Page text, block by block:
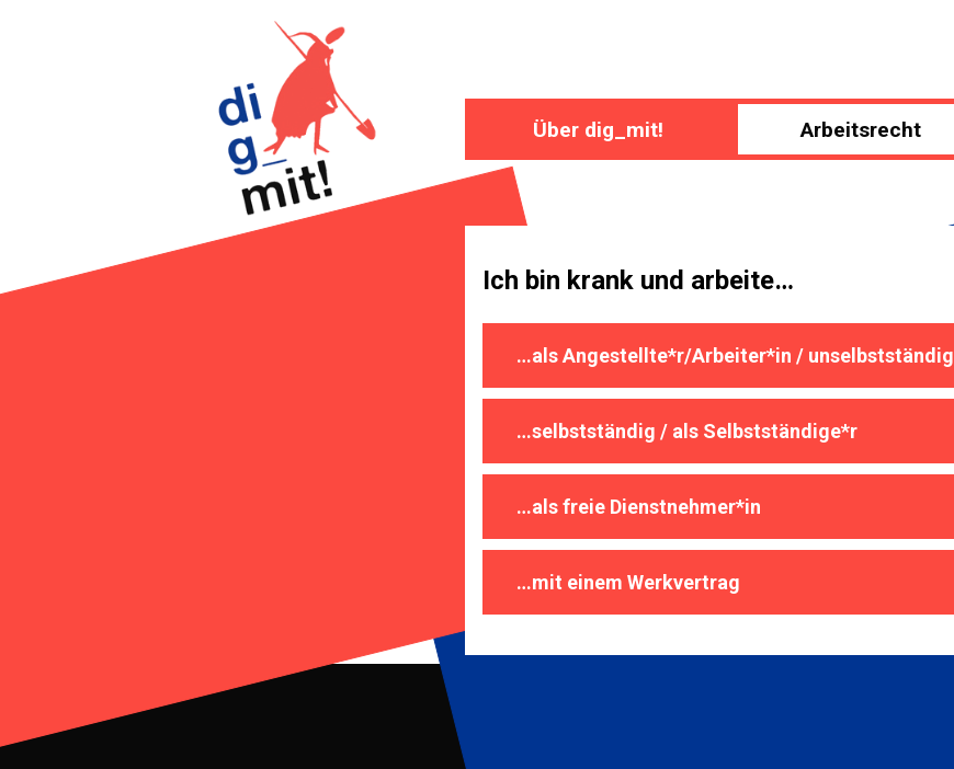
Über dig_mit! Arbeitsrecht
Ich bin krank und arbeite…
…als Angestellte*r/Arbeiter*in / unselbstständig
…selbstständig / als Selbstständige*r
…als freie Dienstnehmer*in
…mit einem Werkvertrag